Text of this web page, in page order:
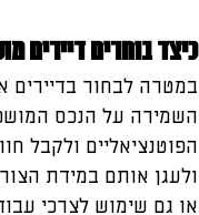
כיצד בוחרים דיירים
במטרה לבחור בדיירים
השמירה על הנכס
הפוטנציאליים ולקבל
ולעגן אותם במידת
או גם שימוש לצרכי